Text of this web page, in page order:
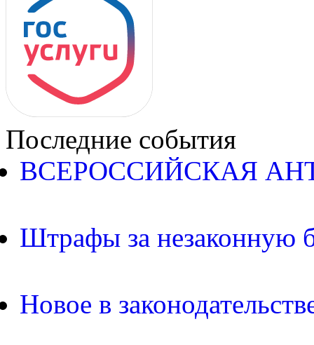
Последние события
ВСЕРОССИЙСКАЯ
Штрафы за незаконную
Новое в